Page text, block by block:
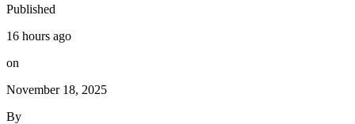
Published
16 hours ago
on
November 18, 2025
By